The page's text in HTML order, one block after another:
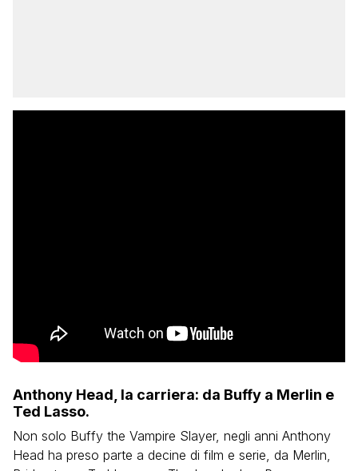
Anthony Head, la carriera: da Buffy a Merlin e
Ted Lasso.
Non solo Buffy the Vampire Slayer, negli anni Anthony
Head ha preso parte a decine di film e serie, da Merlin,